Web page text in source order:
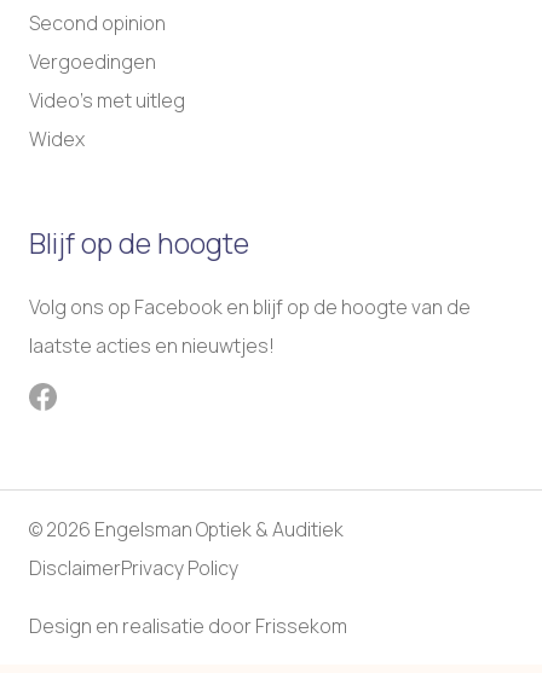
Second opinion
Vergoedingen
Video’s met uitleg
Widex
Blijf op de hoogte
Volg ons op Facebook en blijf op de hoogte van de
laatste acties en nieuwtjes!
© 2026 Engelsman Optiek & Auditiek
DisclaimerPrivacy Policy
Design en realisatie doorFrissekom